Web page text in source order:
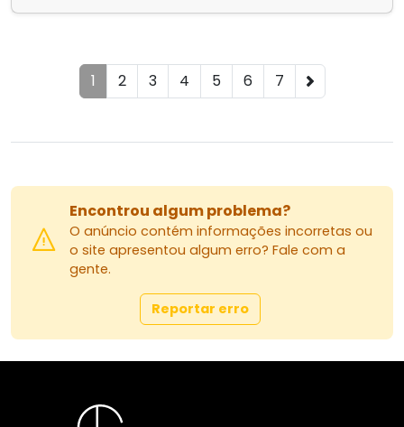
1 2 3 4 5 6 7
Encontrou algum problema?
O anúncio contém informações incorretas ou
o site apresentou algum erro? Fale com a
gente.
Reportar erro